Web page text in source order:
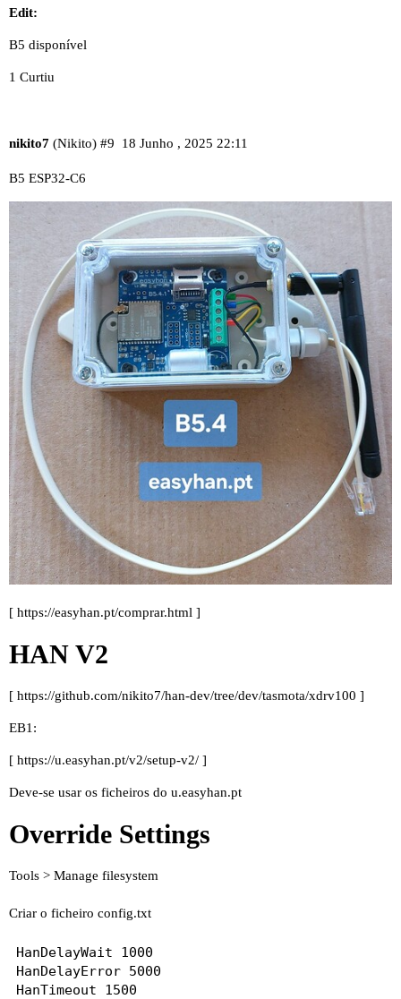
Edit:
B5 disponível
1 Curtiu
nikito7 (Nikito) 18 Junho , 2025 22:11
#9
B5 ESP32-C6
[ https://easyhan.pt/comprar.html ]
HAN V2
[ https://github.com/nikito7/han-dev/tree/dev/tasmota/xdrv100 ]
EB1:
[ https://u.easyhan.pt/v2/setup-v2/ ]
Deve-se usar os ficheiros do u.easyhan.pt
Override Settings
Tools > Manage filesystem
Criar o ficheiro config.txt
HanDelayWait 1000
HanDelayError 5000
HanTimeout 1500